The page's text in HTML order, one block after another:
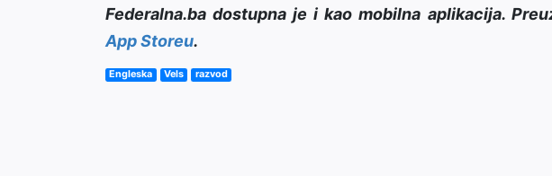
Federalna.ba dostupna je i kao mobilna aplikacija.
App Storeu.
Engleska Vels razvod